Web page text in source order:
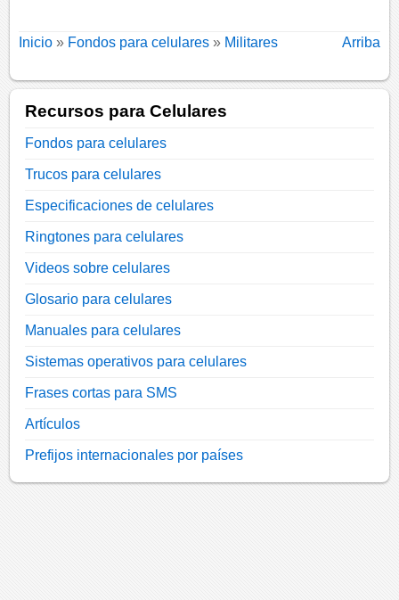
Inicio » Fondos para celulares » Militares Arriba
Recursos para Celulares
Fondos para celulares
Trucos para celulares
Especificaciones de celulares
Ringtones para celulares
Videos sobre celulares
Glosario para celulares
Manuales para celulares
Sistemas operativos para celulares
Frases cortas para SMS
Artículos
Prefijos internacionales por países